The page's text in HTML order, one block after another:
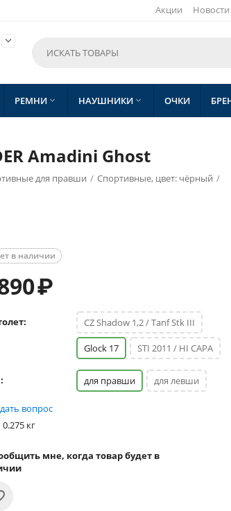
Акции Новости

РЕМНИ  НАУШНИКИ  ОЧКИ
Amadini Ghost
для правши / Спортивные, цвет: чёрный /
в наличии
₽
CZ Shadow 1,2 / Tanf Stk III
Glock 17 STI 2011 / HI CAPA
для правши для левши
вопрос
0.275 кг
мне, когда товар будет в